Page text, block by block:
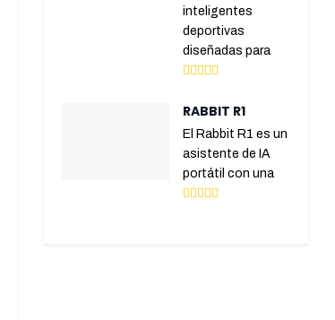
inteligentes
deportivas
diseñadas para
RABBIT R1
El Rabbit R1 es un
asistente de IA
portátil con una